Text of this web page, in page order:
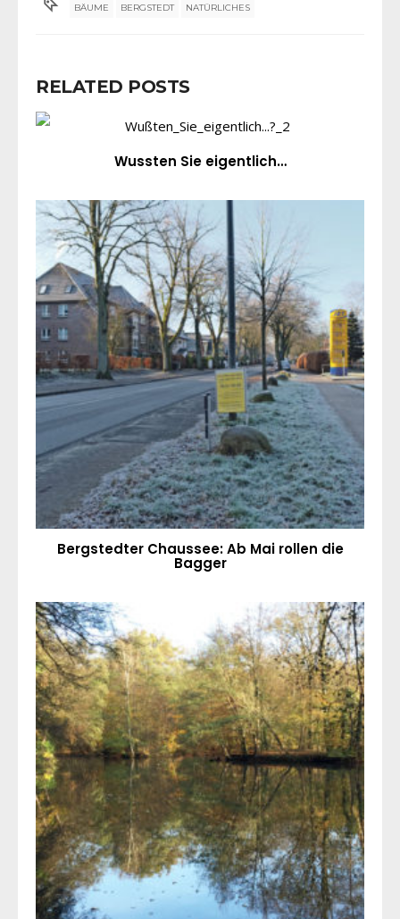
BÄUME BERGSTEDT NATÜRLICHES
RELATED POSTS
Wussten Sie eigentlich…
Bergstedter Chaussee: Ab Mai rollen die
Bagger